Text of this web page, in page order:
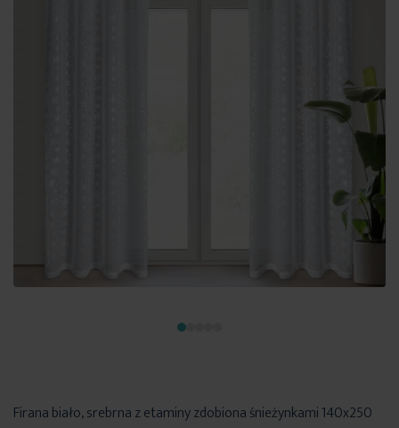
Firana biało, srebrna z etaminy zdobiona śnieżynkami 140x250